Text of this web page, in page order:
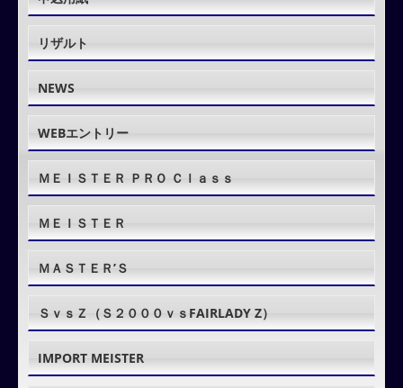
リザルト
NEWS
WEBエントリー
ＭＥＩＳＴＥＲ ＰＲＯ Ｃｌａｓｓ
ＭＥＩＳＴＥＲ
ＭＡＳＴＥＲ’Ｓ
ＳｖｓＺ（Ｓ２０００ｖｓFAIRLADY Z）
IMPORT MEISTER